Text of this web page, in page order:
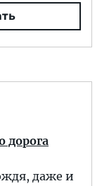
дорога
даже и